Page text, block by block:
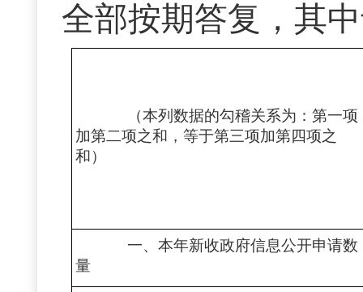
全部按期答复，其
（本列数据的勾稽关系为：第一项
加第二项之和，等于第三项加第四项之
和）
一、本年新收政府信息公开申请数
量